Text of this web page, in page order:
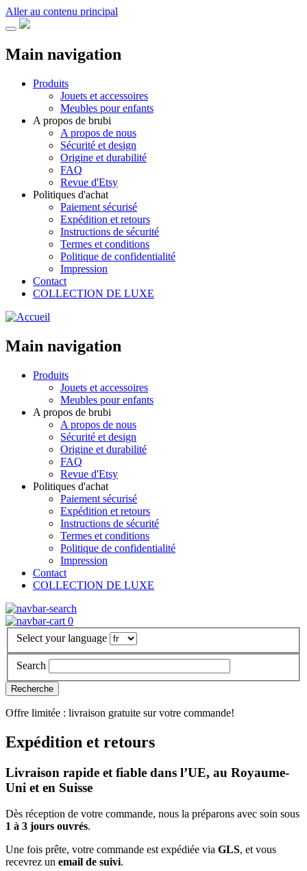
Aller au contenu principal
Main navigation
Produits
Jouets et accessoires
Meubles pour enfants
A propos de brubi
A propos de nous
Sécurité et design
Origine et durabilité
FAQ
Revue d'Etsy
Politiques d'achat
Paiement sécurisé
Expédition et retours
Instructions de sécurité
Termes et conditions
Politique de confidentialité
Impression
Contact
COLLECTION DE LUXE
Main navigation
Produits
Jouets et accessoires
Meubles pour enfants
A propos de brubi
A propos de nous
Sécurité et design
Origine et durabilité
FAQ
Revue d'Etsy
Politiques d'achat
Paiement sécurisé
Expédition et retours
Instructions de sécurité
Termes et conditions
Politique de confidentialité
Impression
Contact
COLLECTION DE LUXE
0
Select your language
Search
Offre limitée : livraison gratuite sur votre commande!
Expédition et retours
Livraison rapide et fiable dans l’UE, au Royaume-
Uni et en Suisse
Dès réception de votre commande, nous la préparons avec soin sous
1 à 3 jours ouvrés.
Une fois prête, votre commande est expédiée via GLS, et vous
recevrez un email de suivi.